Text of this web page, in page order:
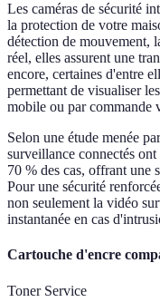
Les caméras de sécurité
la protection de votre
détection de mouvement,
réel, elles assurent une
encore, certaines d'entre
permettant de visualiser
mobile ou par commande
Selon une étude menée
surveillance connectés
70 % des cas, offrant une
Pour une sécurité
non seulement la vidéo
instantanée en cas
Cartouche d'encre
Toner Service